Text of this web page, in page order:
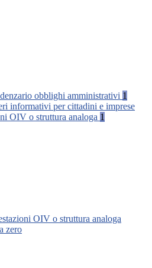
obblighi amministrativi 1
informativi per cittadini e imprese
OIV o struttura analoga 1
OIV o struttura analoga
zero